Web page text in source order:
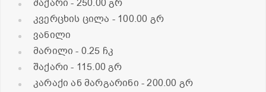
შაქარი- 250.00 გრ
კვერცხის ცილა - 100.00 გრ
ვანილი
მარილი- 0.25 ჩკ
შაქარი- 115.00 გრ
კარაქი ან მარგარინი - 200.00 გრ